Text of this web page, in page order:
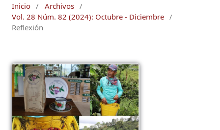
Inicio / Archivos /
Vol. 28 Núm. 82 (2024): Octubre - Diciembre /
Reflexión